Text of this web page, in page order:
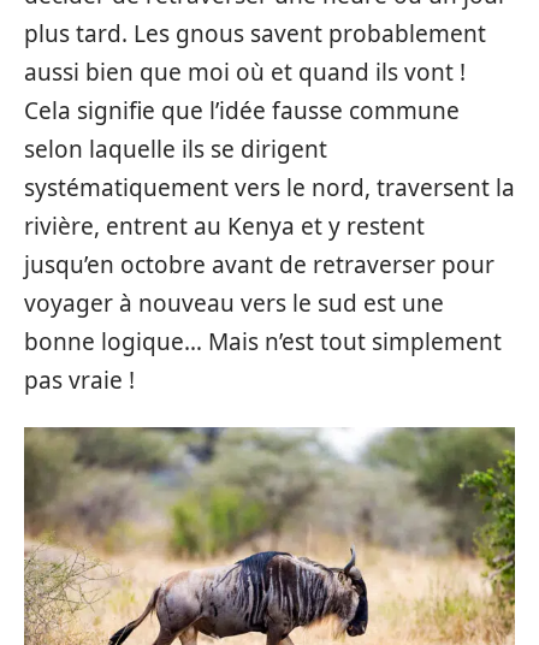
plus tard. Les gnous savent probablement
aussi bien que moi où et quand ils vont !
Cela signifie que l’idée fausse commune
selon laquelle ils se dirigent
systématiquement vers le nord, traversent la
rivière, entrent au Kenya et y restent
jusqu’en octobre avant de retraverser pour
voyager à nouveau vers le sud est une
bonne logique… Mais n’est tout simplement
pas vraie !